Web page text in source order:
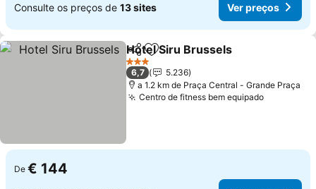
Consulte os preços de 13 sites Ver preços
PartilharAdicionar aos favoritos
Hotel Siru Brussels
3 Estrelas
6,7
5.236
a 1.2 km de Praça Central - Grande Praça
Centro de fitness bem equipado
De € 144